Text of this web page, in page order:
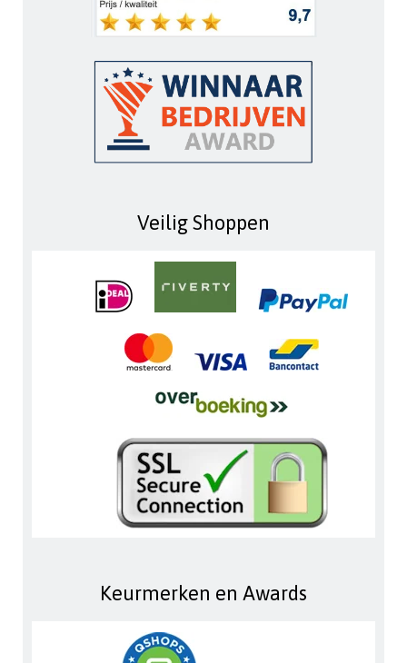
Veilig Shoppen
Keurmerken en Awards